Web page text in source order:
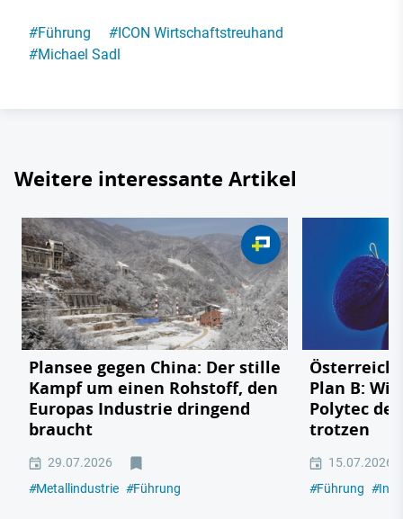
#Führung #ICON Wirtschaftstreuhand
#Michael Sadl
Weitere interessante Artikel
Plansee gegen China: Der stille
Kampf um einen Rohstoff, den
Europas Industrie dringend
braucht
29.07.2026
#Metallindustrie #Führung
Plan B:
Polytec
trotzen
15.07.2026
#Führung #